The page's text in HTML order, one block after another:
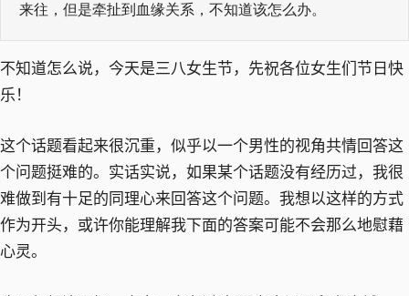
来往，但是牵扯到血缘关系，不知道该怎么办。
不知道怎么说，今天是三八女生节，先祝各位女生们节日快
乐！
这个话题看起来很沉重，似乎以一个男性的视角共情回答这
个问题挺难的。实话实说，如果某个话题没有经历过，我很
难做到有十足的同理心来回答这个问题。我想以这样的方式
作为开头，或许你能理解我下面的答案可能不会那么地慰藉
心灵。